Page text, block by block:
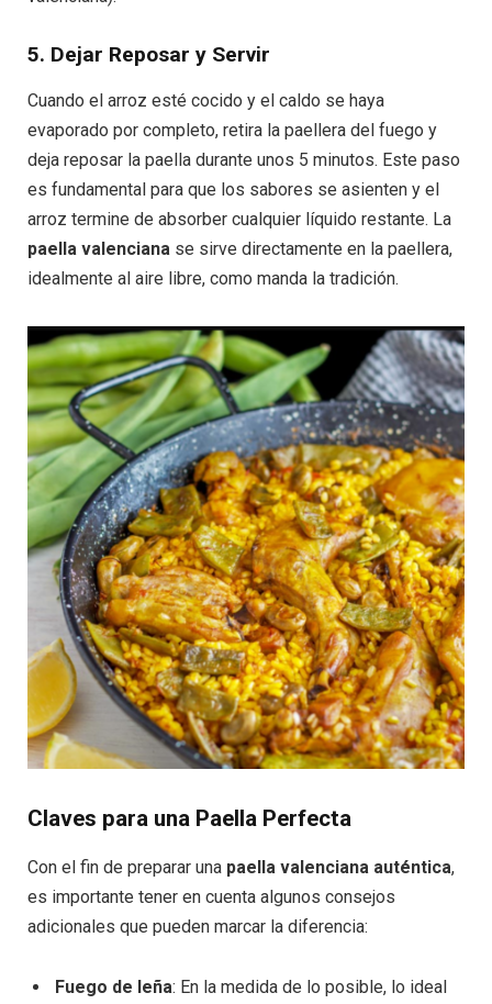
5. Dejar Reposar y Servir
Cuando el arroz esté cocido y el caldo se haya
evaporado por completo, retira la paellera del fuego y
deja reposar la paella durante unos 5 minutos. Este paso
es fundamental para que los sabores se asienten y el
arroz termine de absorber cualquier líquido restante. La
paella valenciana se sirve directamente en la paellera,
idealmente al aire libre, como manda la tradición.
Claves para una Paella Perfecta
Con el fin de preparar una paella valenciana auténtica,
es importante tener en cuenta algunos consejos
adicionales que pueden marcar la diferencia:
Fuego de leña: En la medida de lo posible, lo ideal